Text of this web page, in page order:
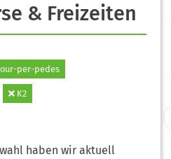
& Freizeiten
per-pedes
K2
haben wir aktuell